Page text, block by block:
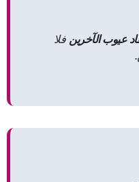
عيوب الآخرين فلا